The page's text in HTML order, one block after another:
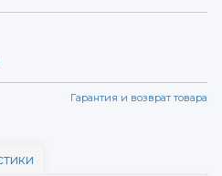
Гарантия и возврат товара